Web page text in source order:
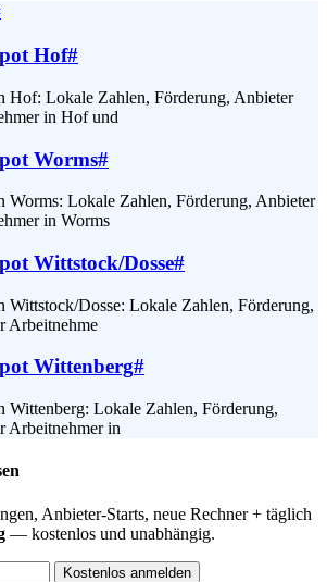
Hof#
Hof: Lokale Zahlen, Förderung, Anbieter
in Hof und
Worms#
Worms: Lokale Zahlen, Förderung, Anbieter
in Worms
Wittstock/Dosse#
Wittstock/Dosse: Lokale Zahlen, Förderung,
Arbeitnehme
Wittenberg#
Wittenberg: Lokale Zahlen, Förderung,
Arbeitnehmer in
Anbieter-Starts, neue Rechner + täglich
— kostenlos und unabhängig.
Kostenlos anmelden